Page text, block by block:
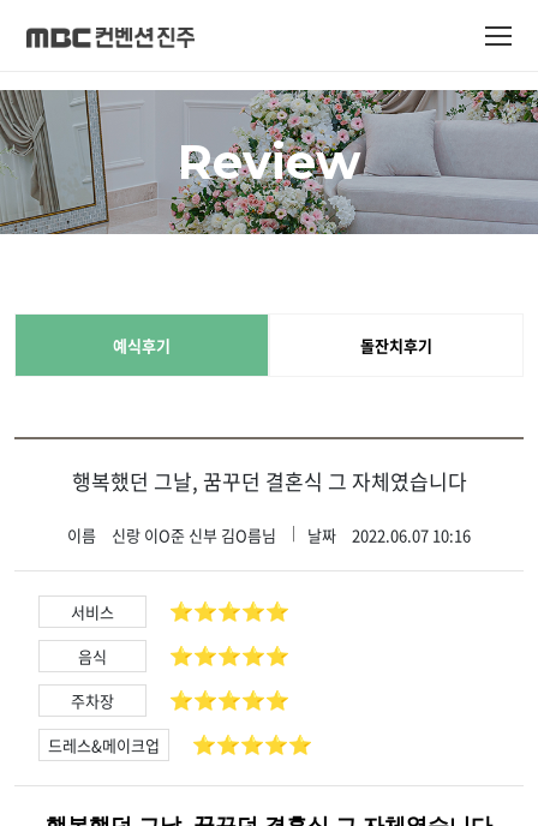
Review
예식후기 돌잔치후기
행복했던 그날, 꿈꾸던 결혼식 그 자체였습니다
이름 신랑 이O준 신부 김O름님 날짜 2022.06.07 10:16
서비스 ⭐️⭐️⭐️⭐️⭐️
음식 ⭐️⭐️⭐️⭐️⭐️
주차장 ⭐️⭐️⭐️⭐️⭐️
드레스&메이크업 ⭐️⭐️⭐️⭐️⭐️